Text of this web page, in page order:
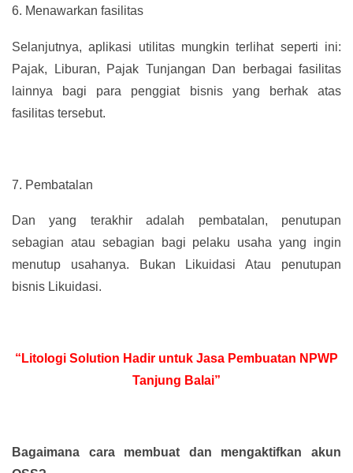
6. Menawarkan fasilitas
Selanjutnya, aplikasi utilitas mungkin terlihat seperti ini:
Pajak, Liburan, Pajak Tunjangan Dan berbagai fasilitas
lainnya bagi para penggiat bisnis yang berhak atas
fasilitas tersebut.
7. Pembatalan
Dan yang terakhir adalah pembatalan, penutupan
sebagian atau sebagian bagi pelaku usaha yang ingin
menutup usahanya. Bukan Likuidasi Atau penutupan
bisnis Likuidasi.
“Litologi Solution Hadir untuk Jasa Pembuatan NPWP
Tanjung Balai”
Bagaimana cara membuat dan mengaktifkan akun